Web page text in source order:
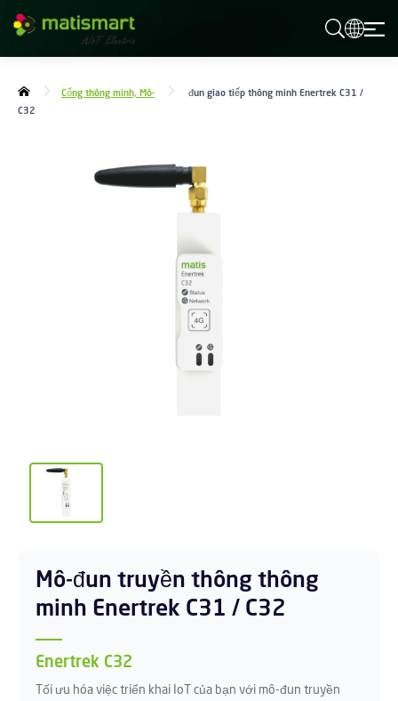
S
A
Cổng thông minh, Mô-
đun giao tiếp thông minh Enertrek C31 /
C32
Mô-đun truyền thông thông
minh Enertrek C31 / C32
Enertrek C32
Tối ưu hóa việc triển khai IoT của bạn với mô-đun truyền